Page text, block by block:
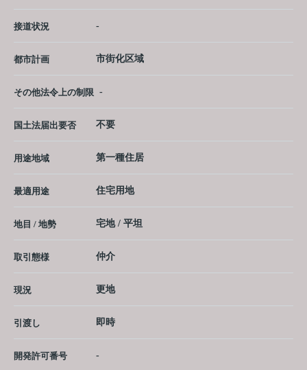
接道状況 -
都市計画 市街化区域
その他法令上の制限 -
国土法届出要否 不要
用途地域 第一種住居
最適用途 住宅用地
地目 / 地勢 宅地 / 平坦
取引態様 仲介
現況 更地
引渡し 即時
開発許可番号 -